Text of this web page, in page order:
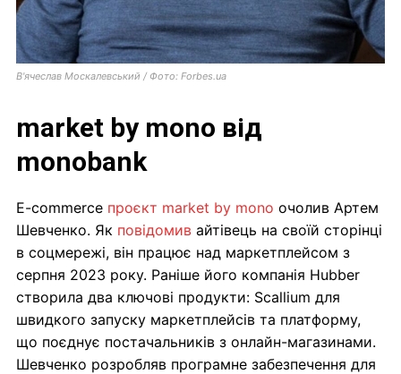
В'ячеслав Москалевський / Фото: Forbes.ua
market by mono від
monobank
E-commerce проєкт market by mono очолив Артем
Шевченко. Як повідомив айтівець на своїй сторінці
в соцмережі, він працює над маркетплейсом з
серпня 2023 року. Раніше його компанія Hubber
створила два ключові продукти: Scallium для
швидкого запуску маркетплейсів та платформу,
що поєднує постачальників з онлайн-магазинами.
Шевченко розробляв програмне забезпечення для